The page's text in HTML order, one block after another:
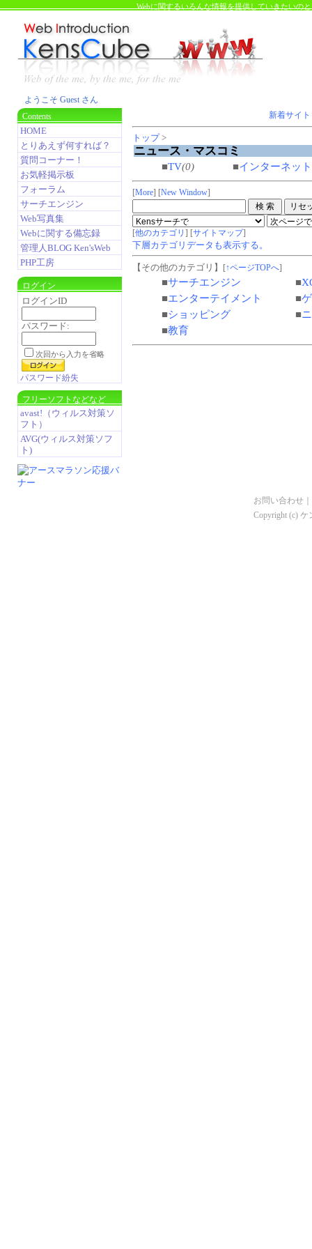
Webに関するいろんな情報を提供していきたいの
ようこそ Guest さん
Contents
HOME
とりあえず何すれば？
質問コーナー！
お気軽掲示板
フォーラム
サーチエンジン
Web写真集
Webに関する備忘録
管理人BLOG Ken'sWeb
PHP工房
ログイン
ログインID
パスワード:
次回から入力を省略
パスワード紛失
フリーソフトなどなど
avast!（ウィルス対策ソ
フト）
AVG(ウィルス対策ソフ
ト)
新着サイト
トップ>
ニュース・マスコミ
■TV(0) ■インターネット
[More] [New Window]
[他のカテゴリ ] [サイトマップ]
下層カテゴリデータも表示する。
【その他のカテゴリ】 [↑ページTOPへ]
■サーチエンジン ■
■エンターテイメント ■
■ショッピング ■
■教育
お問い合わせ
Copyright (c) ケ